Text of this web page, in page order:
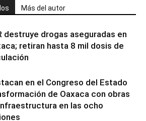
Más del autor
destruye drogas aseguradas en
retiran hasta 8 mil dosis de
en el Congreso del Estado
de Oaxaca con obras
en las ocho